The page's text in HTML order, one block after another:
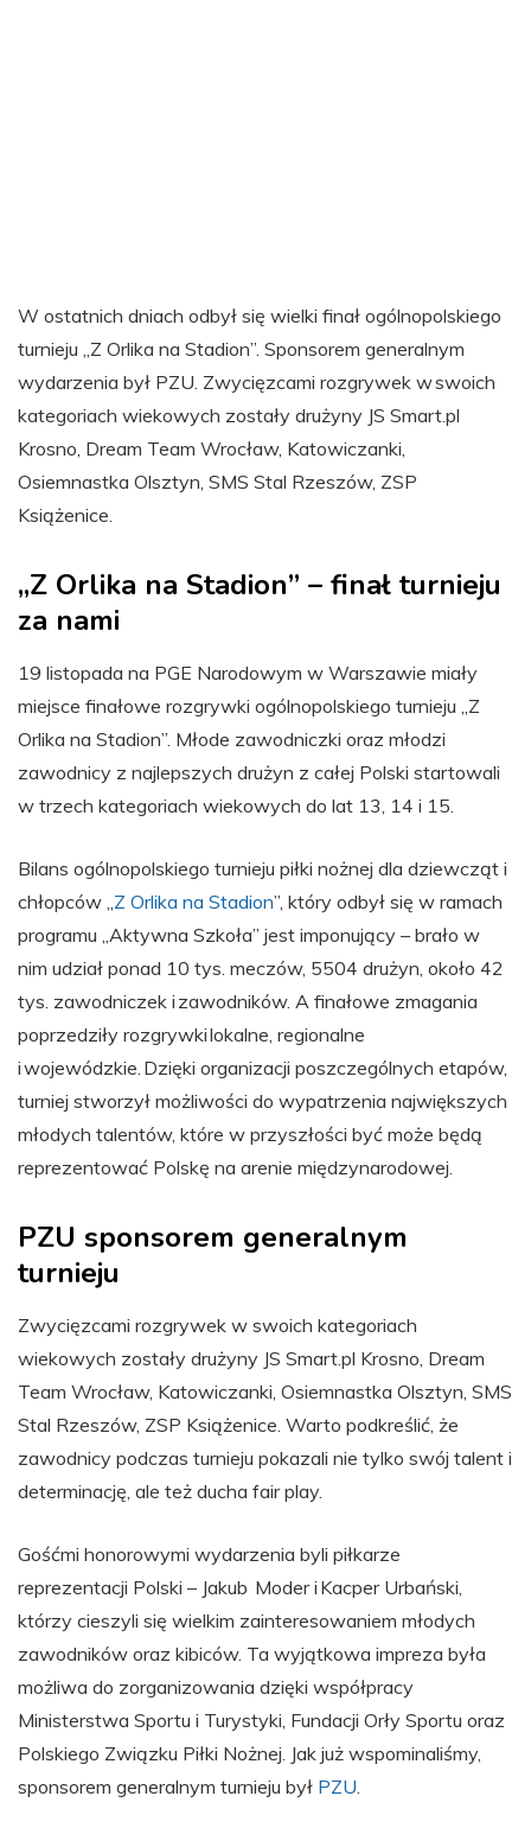
W ostatnich dniach odbył się wielki finał ogólnopolskiego
turnieju „Z Orlika na Stadion”. Sponsorem generalnym
wydarzenia był PZU. Zwycięzcami rozgrywek w swoich
kategoriach wiekowych zostały drużyny JS Smart.pl
Krosno, Dream Team Wrocław, Katowiczanki,
Osiemnastka Olsztyn, SMS Stal Rzeszów, ZSP
Książenice.
„Z Orlika na Stadion” – finał turnieju
za nami
19 listopada na PGE Narodowym w Warszawie miały
miejsce finałowe rozgrywki ogólnopolskiego turnieju „Z
Orlika na Stadion”. Młode zawodniczki oraz młodzi
zawodnicy z najlepszych drużyn z całej Polski startowali
w trzech kategoriach wiekowych do lat 13, 14 i 15.
Bilans ogólnopolskiego turnieju piłki nożnej dla dziewcząt i
chłopców „ Z Orlika na Stadion”, który odbył się w ramach
programu „Aktywna Szkoła” jest imponujący – brało w
nim udział ponad 10 tys. meczów, 5504 drużyn, około 42
tys. zawodniczek i zawodników. A finałowe zmagania
poprzedziły rozgrywki lokalne, regionalne
i wojewódzkie. Dzięki organizacji poszczególnych etapów,
turniej stworzył możliwości do wypatrzenia największych
młodych talentów, które w przyszłości być może będą
reprezentować Polskę na arenie międzynarodowej.
PZU sponsorem generalnym
turnieju
Zwycięzcami rozgrywek w swoich kategoriach
wiekowych zostały drużyny JS Smart.pl Krosno, Dream
Team Wrocław, Katowiczanki, Osiemnastka Olsztyn, SMS
Stal Rzeszów, ZSP Książenice. Warto podkreślić, że
zawodnicy podczas turnieju pokazali nie tylko swój talent i
determinację, ale też ducha fair play.
Gośćmi honorowymi wydarzenia byli piłkarze
reprezentacji Polski – Jakub Moder i Kacper Urbański,
którzy cieszyli się wielkim zainteresowaniem młodych
zawodników oraz kibiców. Ta wyjątkowa impreza była
możliwa do zorganizowania dzięki współpracy
Ministerstwa Sportu i Turystyki, Fundacji Orły Sportu oraz
Polskiego Związku Piłki Nożnej. Jak już wspominaliśmy,
sponsorem generalnym turnieju był PZU